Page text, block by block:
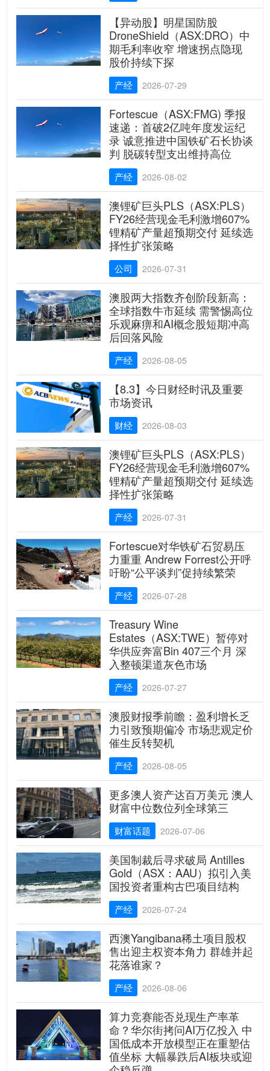
【异动股】明星国防股
DroneShield（ASX:DRO）中
期毛利率收窄 增速拐点隐现
股价持续下探
产经 2026-07-29
Fortescue（ASX:FMG) 季报
速递：首破2亿吨年度发运纪
录 诚意推进中国铁矿石长协谈
判 脱碳转型支出维持高位
产经 2026-08-02
澳锂矿巨头PLS（ASX:PLS）
FY26经营现金毛利激增607%
锂精矿产量超预期交付 延续选
择性扩张策略
公司 2026-07-31
澳股两大指数齐创阶段新高：
全球指数牛市延续 需警惕高位
乐观麻痹和AI概念股短期冲高
后回落风险
产经 2026-08-05
【8.3】今日财经时讯及重要
市场资讯
财经 2026-08-03
澳锂矿巨头PLS（ASX:PLS）
FY26经营现金毛利激增607%
锂精矿产量超预期交付 延续选
择性扩张策略
产经 2026-07-31
Fortescue对华铁矿石贸易压
力重重 Andrew Forrest公开呼
吁盼“公平谈判”促持续繁荣
产经 2026-07-28
Treasury Wine
Estates（ASX:TWE）暂停对
华供应奔富Bin 407三个月 深
入整顿渠道灰色市场
产经 2026-07-27
澳股财报季前瞻：盈利增长乏
力引致预期偏冷 市场悲观定价
催生反转契机
产经 2026-08-05
更多澳人资产达百万美元 澳人
财富中位数位列全球第三
财富话题 2026-07-06
美国制裁后寻求破局 Antilles
Gold（ASX：AAU）拟引入美
国投资者重构古巴项目结构
产经 2026-07-24
西澳Yangibana稀土项目股权
售出迎主权资本角力 群雄并起
花落谁家？
产经 2026-08-06
算力竞赛能否兑现生产率革
命？华尔街拷问AI万亿投入 中
国低成本开放模型正在重塑估
值坐标 大幅暴跌后AI板块或迎